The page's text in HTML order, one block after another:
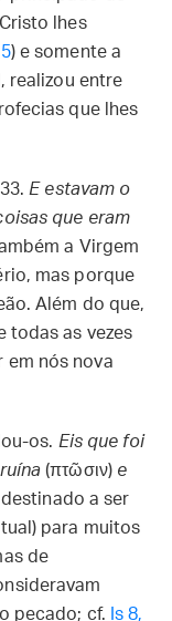
lhes
) e somente a
realizou entre
que lhes
E estavam o
que eram
a Virgem
mas porque
Além do que,
todas as vezes
em nós nova
os. Eis que foi
(πτῶσιν) e
a ser
para muitos
de
pecado; cf. Is 8,